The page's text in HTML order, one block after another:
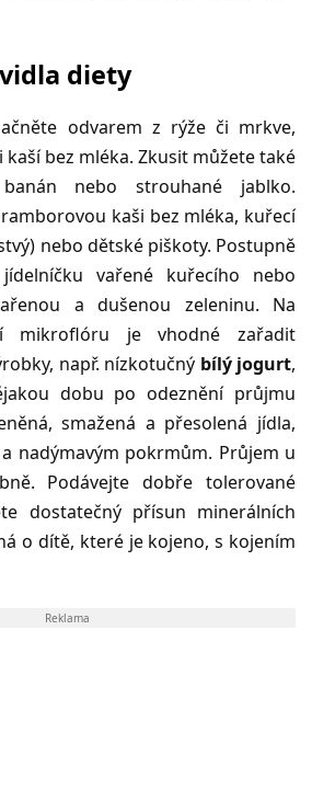
diety
odvarem z rýže či mrkve,
bez mléka. Zkusit můžete také
nebo strouhané jablko.
kaši bez mléka, kuřecí
nebo dětské piškoty. Postupně
vařené kuřecího nebo
a dušenou zeleninu. Na
mikroflóru je vhodné zařadit
např. nízkotučný bílý jogurt,
dobu po odeznění průjmu
smažená a přesolená jídla,
nadýmavým pokrmům. Průjem u
Podávejte dobře tolerované
dostatečný přísun minerálních
o dítě, které je kojeno, s kojením
Reklama